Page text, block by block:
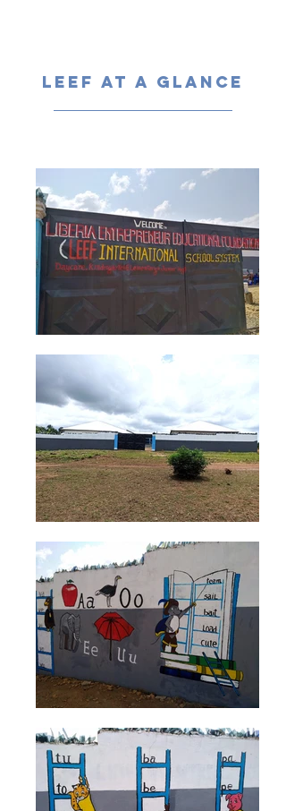
LEEF AT A GLANCE